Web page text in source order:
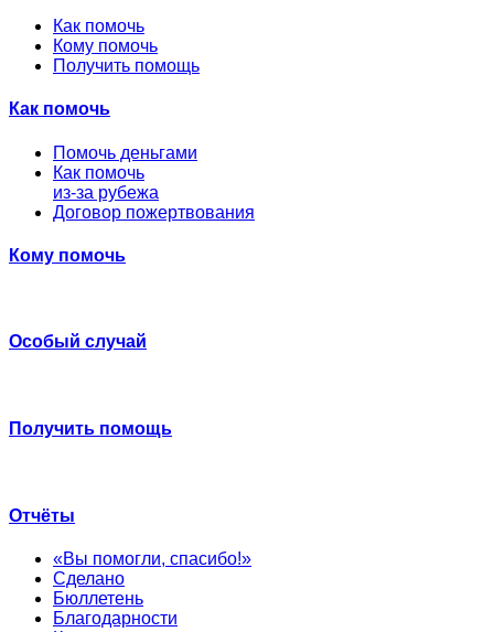
Как помочь
Кому помочь
Получить помощь
Как помочь
Помочь деньгами
Как помочь
из-за рубежа
Договор пожертвования
Кому помочь
Особый случай
Получить помощь
Отчёты
«Вы помогли, спасибо!»
Сделано
Бюллетень
Благодарности